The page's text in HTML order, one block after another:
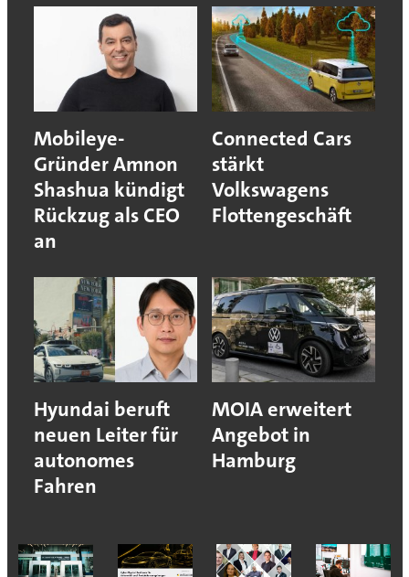
Mobileye-
Gründer Amnon
Shashua kündigt
Rückzug als CEO
an
Connected Cars
stärkt
Volkswagens
Flottengeschäft
Hyundai beruft
neuen Leiter für
autonomes
Fahren
MOIA erweitert
Angebot in
Hamburg